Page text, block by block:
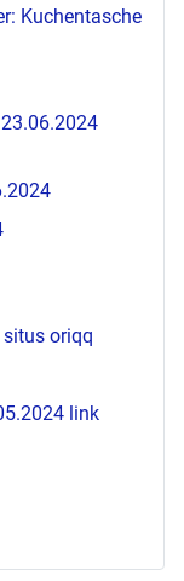
Kuchentasche
situs oriqq
link